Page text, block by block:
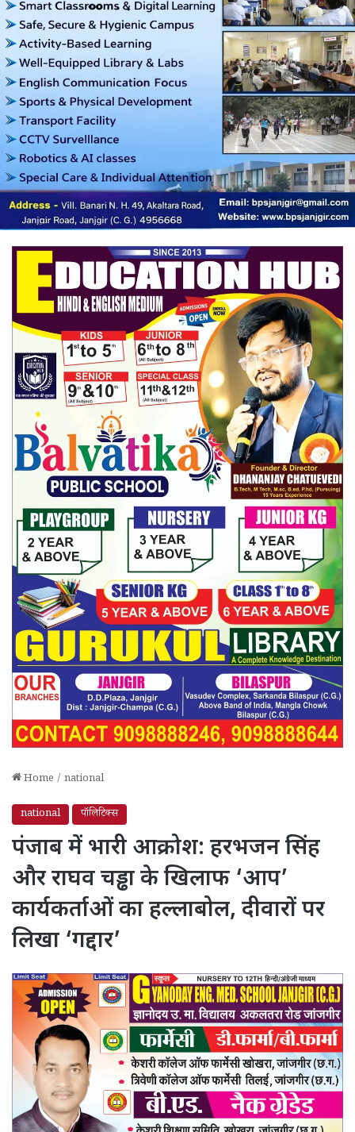
Home / national
national पॉलिटिक्स
पंजाब में भारी आक्रोश: हरभजन सिंह
और राघव चड्ढा के खिलाफ ‘आप’
कार्यकर्ताओं का हल्लाबोल, दीवारों पर
लिखा ‘गद्दार’